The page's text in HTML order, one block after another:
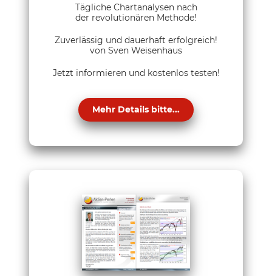
Tägliche Chartanalysen nach
der revolutionären Methode!
Zuverlässig und dauerhaft erfolgreich!
von Sven Weisenhaus
Jetzt informieren und kostenlos testen!
Mehr Details bitte...